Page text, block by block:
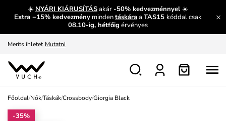
☀️ NYÁRI KIÁRUSÍTÁSakár-50% kedvezménnyel ☀️
Extra −15% kedvezmény mindentáskáraa TAS15 kóddal csak
08.10-ig, hétfőig érvényes
És mi az, amit máshol nem lehet megtudni?
Fedezze fel velünk az újdonságokat. Megtekintés
Meríts ihletet Mutatni
Ingyenes csere és visszaküldés
Főoldal/Nők/Táskák/Crossbody/Giorgia Black
-35%